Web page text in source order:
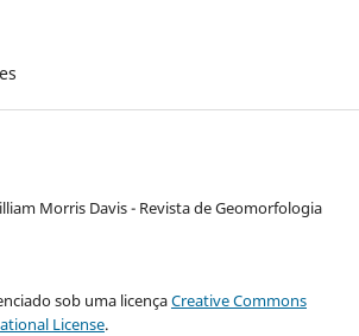
Morris Davis - Revista de Geomorfologia
sob uma licençaCreative Commons
License.